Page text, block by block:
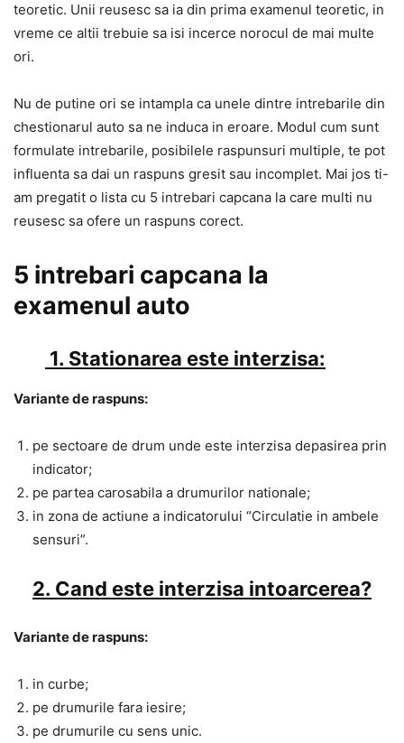
teoretic. Unii reusesc sa ia din prima examenul teoretic, in
vreme ce altii trebuie sa isi incerce norocul de mai multe
ori.
Nu de putine ori se intampla ca unele dintre intrebarile din
chestionarul auto sa ne induca in eroare. Modul cum sunt
formulate intrebarile, posibilele raspunsuri multiple, te pot
influenta sa dai un raspuns gresit sau incomplet. Mai jos ti-
am pregatit o lista cu 5 intrebari capcana la care multi nu
reusesc sa ofere un raspuns corect.
5 intrebari capcana la
examenul auto
1. Stationarea este interzisa:
Variante de raspuns:
pe sectoare de drum unde este interzisa depasirea prin
indicator;
pe partea carosabila a drumurilor nationale;
in zona de actiune a indicatorului “Circulatie in ambele
sensuri”.
2. Cand este interzisa intoarcerea?
Variante de raspuns:
in curbe;
pe drumurile fara iesire;
pe drumurile cu sens unic.